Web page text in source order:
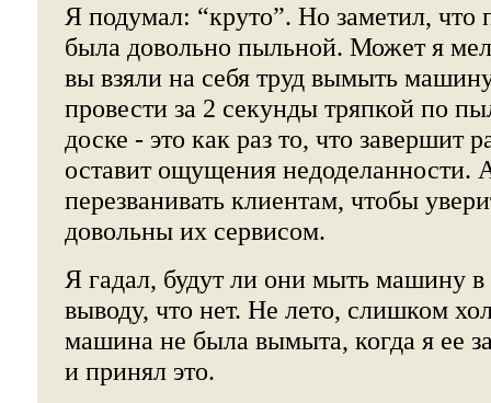
Я подумал: “круто”. Но заметил, что
была довольно пыльной. Может я
вы взяли на себя труд вымыть
провести за 2 секунды тряпкой по
доске - это как раз то, что завершит
оставит ощущения недоделанности.
перезванивать клиентам, чтобы
довольны их сервисом.
Я гадал, будут ли они мыть машину в
выводу, что нет. Не лето, слишком
машина не была вымыта, когда я ее
и принял это.